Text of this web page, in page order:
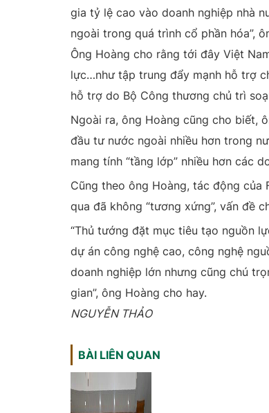
gia tỷ lệ cao vào doanh nghiệp nhà
ngoài trong quá trình cổ phần hóa”,
Ông Hoàng cho rằng tới đây Việt
lực…như tập trung đẩy mạnh hỗ trợ
hỗ trợ do Bộ Công thương chủ trì
Ngoài ra, ông Hoàng cũng cho biết,
đầu tư nước ngoài nhiều hơn trong
mang tính “tầng lớp” nhiều hơn các
Cũng theo ông Hoàng, tác động
qua đã không “tương xứng”, vấn đề
“Thủ tướng đặt mục tiêu tạo nguồn
dự án công nghệ cao, công nghệ
doanh nghiệp lớn nhưng cũng chú
gian”, ông Hoàng cho hay.
NGUYỄN THẢO
BÀI LIÊN QUAN